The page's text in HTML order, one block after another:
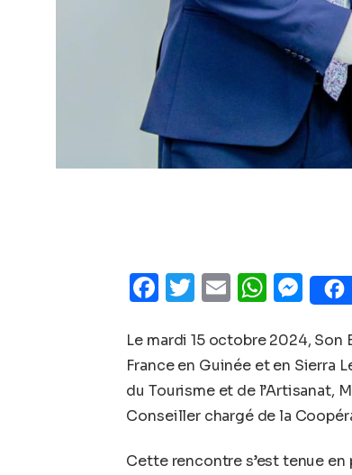
Facebook
Twitter
Email
Le mardi 15 octobre 2024, Son
France en Guinée et en Sierra
du Tourisme et de l’Artisanat,
Conseiller chargé de la
Cette rencontre s’est tenue en